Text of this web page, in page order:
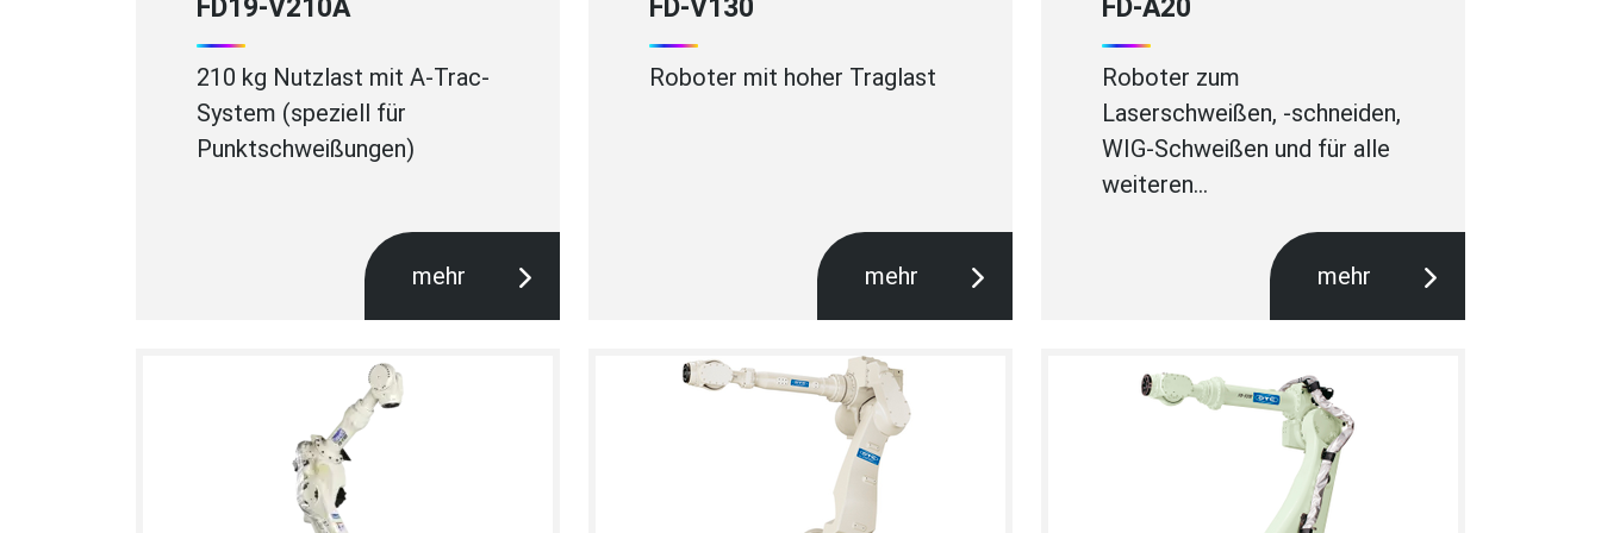
FD19-V210A
210 kg Nutzlast mit A-Trac-
System (speziell für
Punktschweißungen)
mehr
FD-V130
Roboter mit hoher Traglast
mehr
FD-A20
Roboter zum
Laserschweißen, -schneiden,
WIG-Schweißen und für alle
weiteren…
mehr